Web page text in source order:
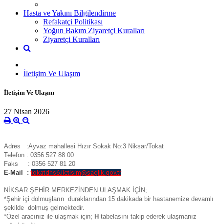
Hasta ve Yakını Bilgilendirme
Refakatçi Politikası
Yoğun Bakım Ziyaretçi Kuralları
Ziyaretçi Kuralları
İletişim Ve Ulaşım
İletişim Ve Ulaşım
27 Nisan 2026
Adres :Ayvaz mahallesi Hızır Sokak No:3 Niksar/Tokat
Telefon : 0356 527 88 00
Faks : 0356 527 81 20
E-Mail : tokatdhs6.iletisim@saglik.gov.tr
NİKSAR ŞEHİR MERKEZİNDEN ULAŞMAK İÇİN;
*Şehir içi dolmuşların duraklarından 15 dakikada bir hastanemize devamlı
şekilde dolmuş gelmektedir.
*Özel aracınız ile ulaşmak için; H tabelasını takip ederek ulaşmanız